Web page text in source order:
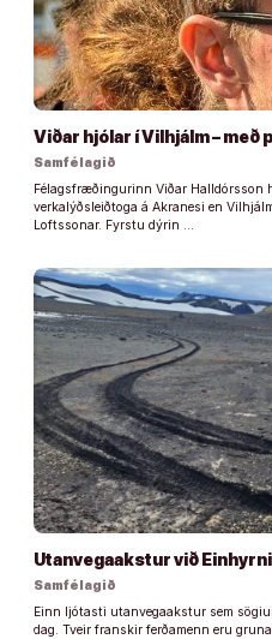
Viðar hjólar í Vilhjálm – með
Samfélagið
Félagsfræðingurinn Viðar Halldórsson
verkalýðsleiðtoga á Akranesi en
Loftssonar. Fyrstu dýrin …
Utanvegaakstur við
Samfélagið
Einn ljótasti utanvegaakstur sem
dag. Tveir franskir ferðamenn eru